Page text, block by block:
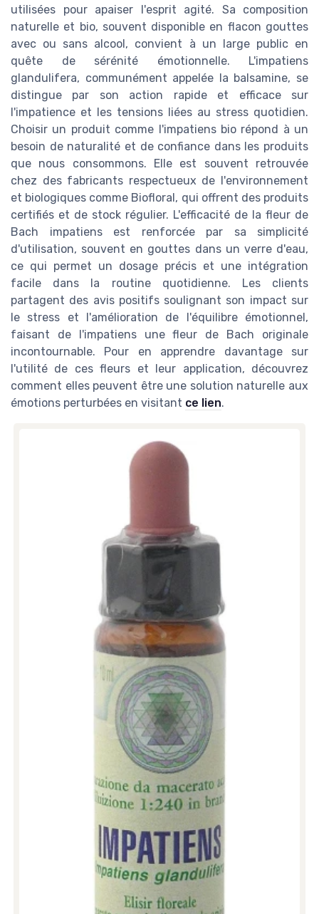
utilisées pour apaiser l'esprit agité. Sa composition
naturelle et bio, souvent disponible en flacon gouttes
avec ou sans alcool, convient à un large public en
quête de sérénité émotionnelle. L'impatiens
glandulifera, communément appelée la balsamine, se
distingue par son action rapide et efficace sur
l'impatience et les tensions liées au stress quotidien.
Choisir un produit comme l'impatiens bio répond à un
besoin de naturalité et de confiance dans les produits
que nous consommons. Elle est souvent retrouvée
chez des fabricants respectueux de l'environnement
et biologiques comme Biofloral, qui offrent des produits
certifiés et de stock régulier. L'efficacité de la fleur de
Bach impatiens est renforcée par sa simplicité
d'utilisation, souvent en gouttes dans un verre d'eau,
ce qui permet un dosage précis et une intégration
facile dans la routine quotidienne. Les clients
partagent des avis positifs soulignant son impact sur
le stress et l'amélioration de l'équilibre émotionnel,
faisant de l'impatiens une fleur de Bach originale
incontournable. Pour en apprendre davantage sur
l'utilité de ces fleurs et leur application, découvrez
comment elles peuvent être une solution naturelle aux
émotions perturbées en visitant ce lien.